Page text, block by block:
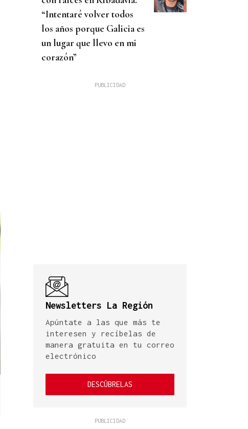
“Intentaré volver todos
los años porque Galicia es
un lugar que llevo en mi
corazón”
Newsletters La Región
Apúntate a las que más te
interesen y recíbelas de
manera gratuita en tu correo
electrónico
DESCÚBRELAS